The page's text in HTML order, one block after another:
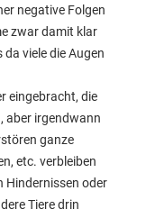
negative Folgen
zwar damit klar
viele die Augen
eingebracht, die
aber irgendwann
ganze
etc. verbleiben
Hindernissen oder
Tiere drin